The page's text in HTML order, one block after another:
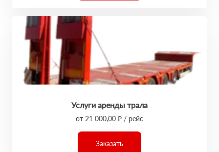
Услуги аренды трала
от 21 000,00 ₽ / рейс
Заказать